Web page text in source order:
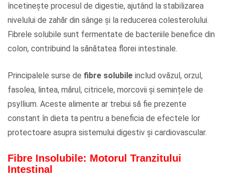
încetinește procesul de digestie, ajutând la stabilizarea
nivelului de zahăr din sânge și la reducerea colesterolului.
Fibrele solubile sunt fermentate de bacteriile benefice din
colon, contribuind la sănătatea florei intestinale.
Principalele surse de fibre solubile includ ovăzul, orzul,
fasolea, lintea, mărul, citricele, morcovii și semințele de
psyllium. Aceste alimente ar trebui să fie prezente
constant în dieta ta pentru a beneficia de efectele lor
protectoare asupra sistemului digestiv și cardiovascular.
Fibre Insolubile: Motorul Tranzitului
Intestinal